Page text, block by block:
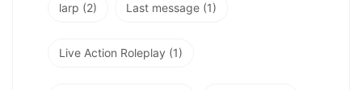
larp (2) Last message (1)
Live Action Roleplay (1)